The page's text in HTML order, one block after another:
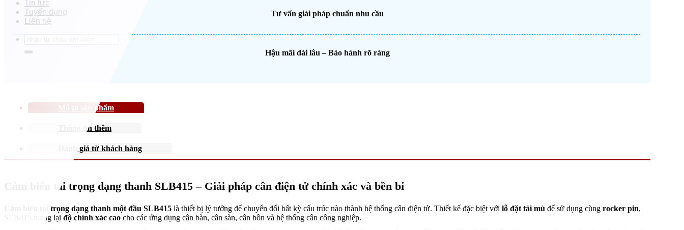
Tin tức
Tuyển dụng
Liên hệ
Tư vấn giải pháp chuẩn nhu cầu
Hậu mãi dài lâu – Bảo hành rõ ràng
Mô tả sản phẩm
Thông tin thêm
Đánh giá từ khách hàng
Cảm biến tải trọng dạng thanh SLB415 – Giải pháp cân điện tử chính xác và bền bỉ
Cảm biến tải trọng dạng thanh một đầu SLB415 là thiết bị lý tưởng để chuyển đổi bất kỳ cấu trúc nào thành hệ thống cân điện tử. Thiết kế đặc biệt với lỗ đặt tải mù để sử dụng cùng rocker pin,
SLB415 mang lại độ chính xác cao cho các ứng dụng cân bàn, cân sàn, cân bồn và hệ thống cân công nghiệp.